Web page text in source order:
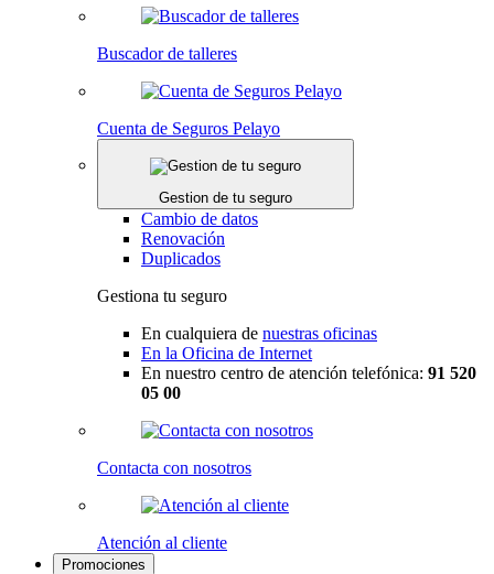
Buscador de talleres
Cuenta de Seguros Pelayo
Gestion de tu seguro
Cambio de datos
Renovación
Duplicados
Gestiona tu seguro
En cualquiera de nuestras oficinas
En la Oficina de Internet
En nuestro centro de atención telefónica: 91 520
05 00
Contacta con nosotros
Atención al cliente
Promociones